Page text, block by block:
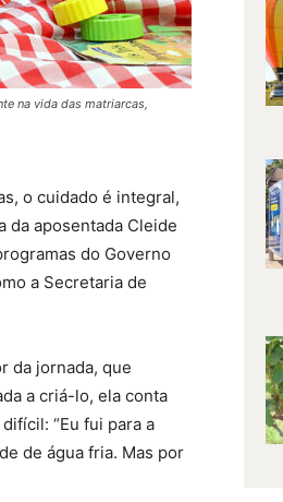
na vida das matriarcas,
o cuidado é integral,
da aposentada Cleide
do Governo
a Secretaria de
da jornada, que
a criá-lo, ela conta
“Eu fui para a
de água fria. Mas por